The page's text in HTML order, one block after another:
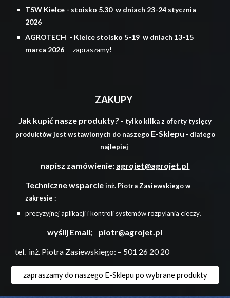
TSW Kielce - stoisko 5.30 w dniach 23-24 stycznia
2026
AGROTECH - Kielce stoisko 5-19 w dniach 13-15
marca 2026 - zapraszamy!
ZAKUPY
Jak kupić nasze produkty? - tylko kilka z oferty tysięcy
produktów jest wstawionych do naszego E-Sklepu - dlatego
najlepiej
napisz zamówienie: agrojet@agrojet.pl
Techniczne wsparcieinż. Piotra Zasiewskiego w
zakresie :
precyzyjnejaplikacjii kontroli systemów rozpylania cieczy.
wyślij Email; piotr@agrojet.pl
tel. inż. Piotra Zasiewskiego: – 501 26 20 20
zapraszamy do naszego E-Sklepu po wybrane produkty